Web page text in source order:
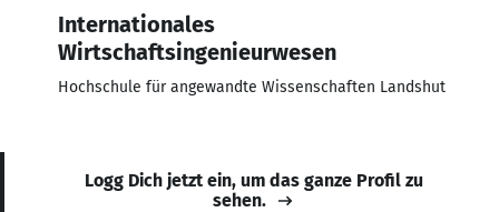
Internationales
Wirtschaftsingenieurwesen
Hochschule für angewandte Wissenschaften Landshut
Logg Dich jetzt ein, um das ganze Profil zu
sehen.